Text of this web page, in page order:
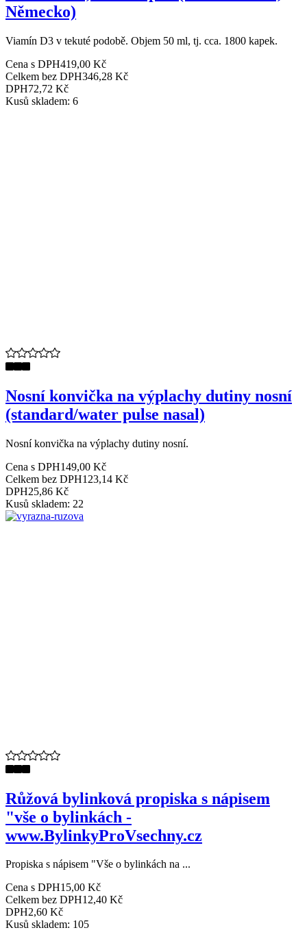
Německo)
Viamín D3 v tekuté podobě. Objem 50 ml, tj. cca. 1800 kapek.
Cena s DPH419,00 Kč
Celkem bez DPH346,28 Kč
DPH72,72 Kč
Kusů skladem: 6
Nosní konvička na výplachy dutiny nosní
(standard/water pulse nasal)
Nosní konvička na výplachy dutiny nosní.
Cena s DPH149,00 Kč
Celkem bez DPH123,14 Kč
DPH25,86 Kč
Kusů skladem: 22
Růžová bylinková propiska s nápisem
"vše o bylinkách -
www.BylinkyProVsechny.cz
Propiska s nápisem "Vše o bylinkách na ...
Cena s DPH15,00 Kč
Celkem bez DPH12,40 Kč
DPH2,60 Kč
Kusů skladem: 105